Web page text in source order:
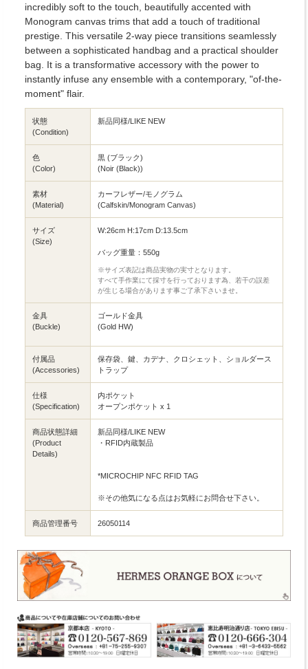
incredibly soft to the touch, beautifully accented with
Monogram canvas trims that add a touch of traditional
prestige. This versatile 2-way piece transitions seamlessly
between a sophisticated handbag and a practical shoulder
bag. It is a transformative accessory with the power to
instantly infuse any ensemble with a contemporary, "of-the-
moment" flair.
状態
(Condition)
新品同様/LIKE NEW
色
(Color)
黒 (ブラック)
(Noir (Black))
素材
(Material)
カーフレザー/モノグラム
(Calfskin/Monogram Canvas)
サイズ
(Size)
W:26cm H:17cm D:13.5cm
バッグ重量：550g
※サイズ表記は商品実物の実寸となります。
すべて手作業にて採寸を行っております為、若干の誤差
が生じる場合があります事ご了承下さいませ。
金具
(Buckle)
ゴールド金具
(Gold HW)
付属品
(Accessories)
保存袋、鍵、カデナ、クロシェット、ショルダース
トラップ
仕様
(Specification)
内ポケット
オープンポケット x 1
商品状態詳細
(Product
Details)
新品同様/LIKE NEW
・RFID内蔵製品
*MICROCHIP NFC RFID TAG
※その他気になる点はお気軽にお問合せ下さい。
商品管理番号 26050114